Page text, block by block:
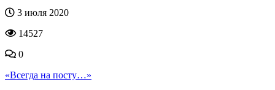
3 июля 2020
14527
0
«Всегда на посту…»